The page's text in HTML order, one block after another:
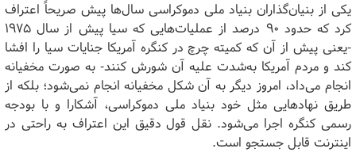
یکی از بنیان‌گذاران بنیاد ملی دموکراسی سال‌ها پیش صریحاً اعتراف
کرد که حدود ۹۰ درصد از عملیات‌هایی که سیا پیش از سال ۱۹۷۵
-یعنی پیش از آن که کمیته چرچ در کنگره آمریکا جنایات سیا را افشا
کند و مردم آمریکا به‌شدت علیه آن شورش کنند- به صورت مخفیانه
انجام می‌داد، امروز دیگر به آن شکل مخفیانه انجام نمی‌شود؛ بلکه از
طریق نهادهایی مثل خود بنیاد ملی دموکراسی، آشکارا و با بودجه
رسمی کنگره اجرا می‌شود. نقل قول دقیق این اعتراف به راحتی در
اینترنت قابل جستجو است.